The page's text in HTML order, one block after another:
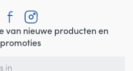
van nieuwe producten en
promoties